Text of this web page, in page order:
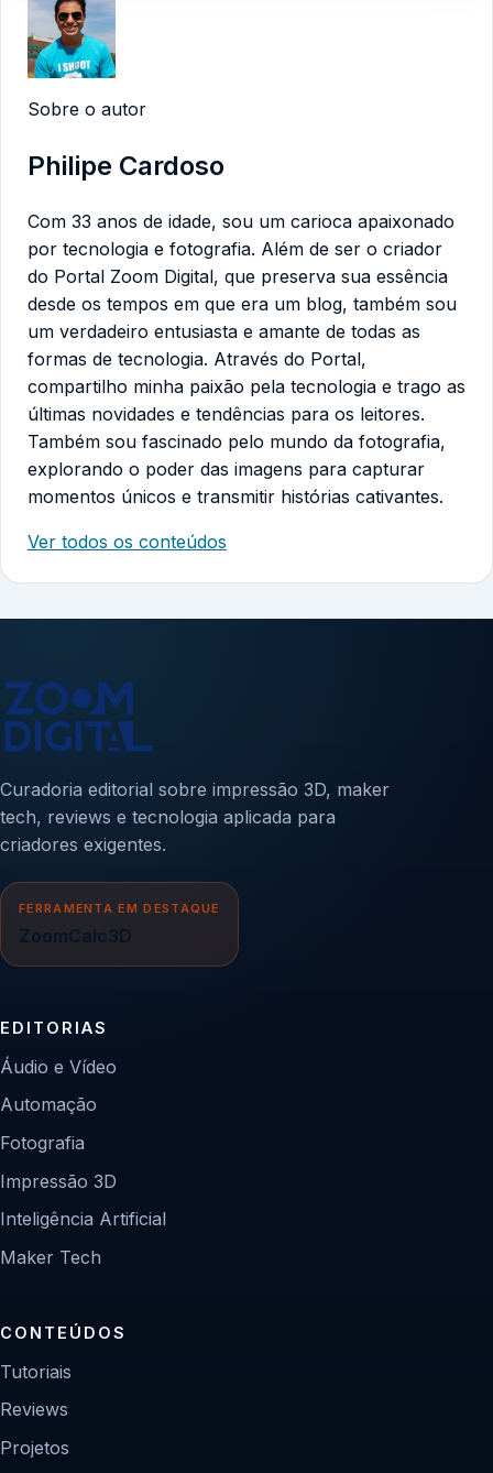
Sobre o autor
Philipe Cardoso
Com 33 anos de idade, sou um carioca apaixonado
por tecnologia e fotografia. Além de ser o criador
do Portal Zoom Digital, que preserva sua essência
desde os tempos em que era um blog, também sou
um verdadeiro entusiasta e amante de todas as
formas de tecnologia. Através do Portal,
compartilho minha paixão pela tecnologia e trago as
últimas novidades e tendências para os leitores.
Também sou fascinado pelo mundo da fotografia,
explorando o poder das imagens para capturar
momentos únicos e transmitir histórias cativantes.
Ver todos os conteúdos
Curadoria editorial sobre impressão 3D, maker
tech, reviews e tecnologia aplicada para
criadores exigentes.
FERRAMENTA EM DESTAQUE
ZoomCalc3D
EDITORIAS
Áudio e Vídeo
Automação
Fotografia
Impressão 3D
Inteligência Artificial
Maker Tech
CONTEÚDOS
Tutoriais
Reviews
Projetos